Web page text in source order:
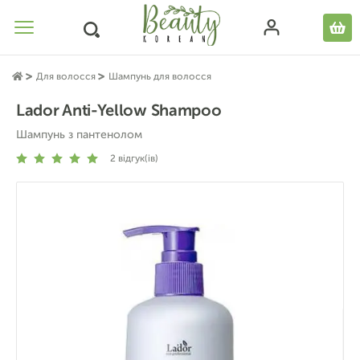
Для волосся Шампунь для волосся
Lador Anti-Yellow Shampoo
Шампунь з пантенолом
2 відгук(ів)